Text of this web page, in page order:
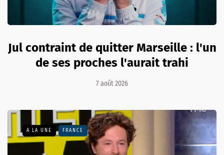
Jul contraint de quitter Marseille : l'un
de ses proches l'aurait trahi
7 août 2026
A LA UNE FRANCE